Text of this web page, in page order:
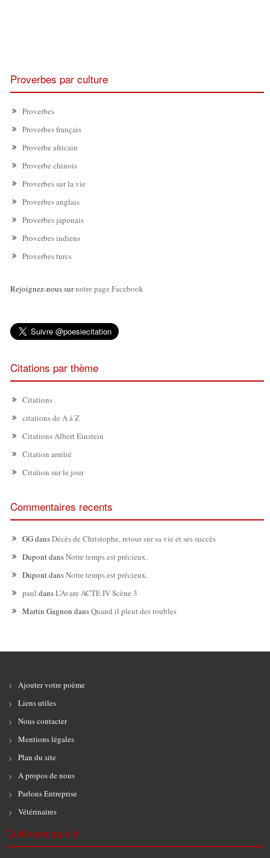
Proverbes par culture
Proverbes
Proverbes français
Proverbe africain
Proverbe chinois
Proverbes sur la vie
Proverbes anglais
Proverbes japonais
Proverbes indiens
Proverbes turcs
Rejoignez-nous surnotre page Facebook
Citations par thème
Citations
citations de A à Z
Citations Albert Einstein
Citation amitié
Citation sur le jour
Commentaires recents
GGdansDécès de Christophe, retour sur sa vie et ses succès
DupontdansNotre temps est précieux.
DupontdansNotre temps est précieux.
paul dansL’Avare ACTE IV Scène 3
Martin Gagnon dansQuand il pleut des roubles
Ajouter votre poème
Liens utiles
Nous contacter
Mentions légales
Plan du site
A propos de nous
Parlons Entreprise
Vétérinaires
Cultivonsnous.fr